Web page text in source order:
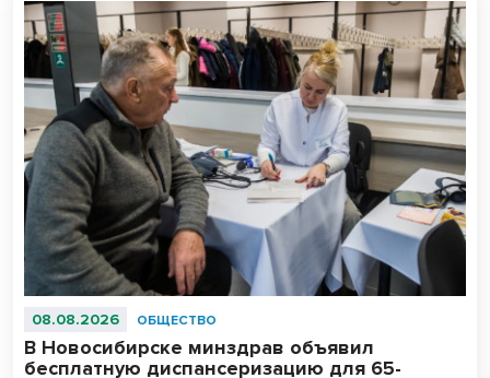
08.08.2026 ОБЩЕСТВО
В Новосибирске минздрав объявил
бесплатную диспансеризацию для 65-